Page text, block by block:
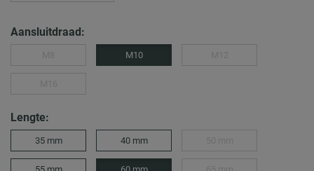
Aansluitdraad:
M10
Lengte:
35 mm 40 mm